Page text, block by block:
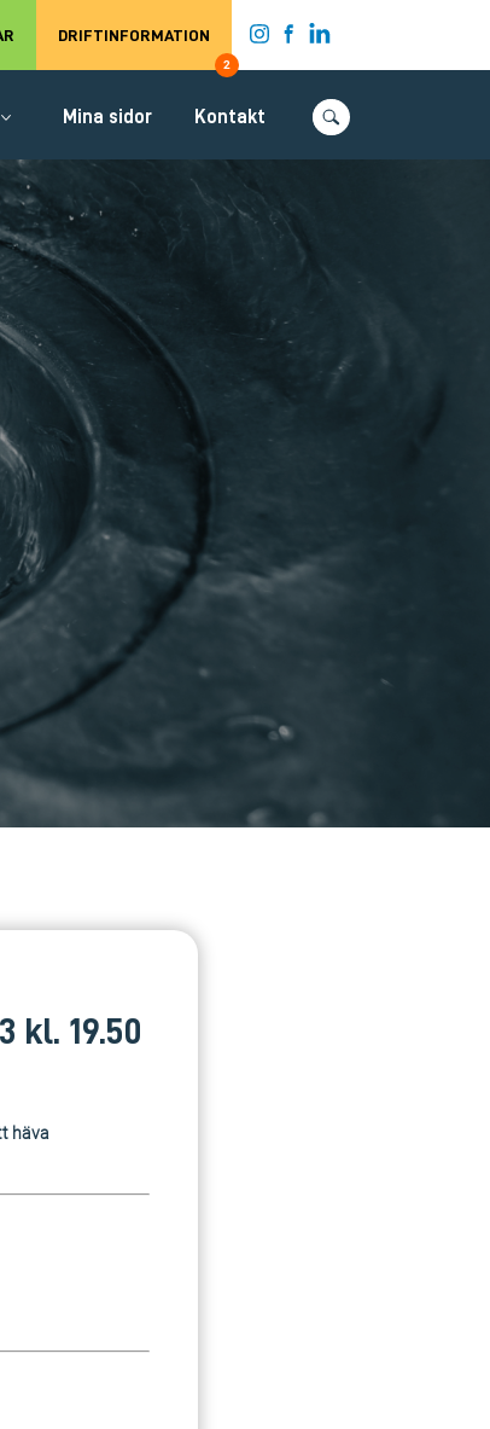
DRIFTINFORMATION
2
Mina sidor Kontakt
kl. 19.50
häva